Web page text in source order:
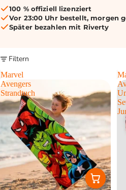
100 % offiziell lizenziert
Vor 23:00 Uhr bestellt, morgen
Später bezahlen mit Riverty
Filtern
Marvel
Avengers
Strandtuch